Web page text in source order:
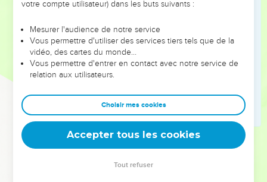
dans le palais du roi, y compris ses fils et ses femmes, de
jeune d’entre eux.
Après tout cela, l'Eternel le frappa d'une maladie des
intestins qui était incurable.
19
année, les intestins de Joram sortirent en raison de la
maladie. Il mourut dans de violentes souffrances et son
peuple ne brûla pas de parfums en son honneur, comme il
l'avait fait pour ses ancêtres.
Il avait 32 ans lorsqu'il devint roi et il régna 8 ans à
votre compte utilisateur) dans les buts suivants :
Mesurer l'audience de notre service
Vous permettre d'utiliser des services tiers tels que de la
vidéo, des cartes du monde…
Vous permettre d'entrer en contact avec notre service de
relation aux utilisateurs.
Choisir mes cookies
Accepter tous les cookies
Tout refuser